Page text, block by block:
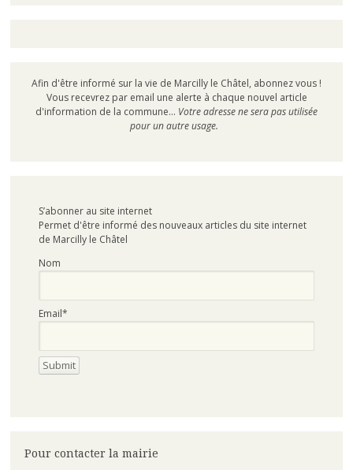
Afin d'être informé sur la vie de Marcilly le Châtel, abonnez vous !
Vous recevrez par email une alerte à chaque nouvel article
d'information de la commune... Votre adresse ne sera pas utilisée
pour un autre usage.
S’abonner au site internet
Permet d'être informé des nouveaux articles du site internet
de Marcilly le Châtel
Nom
Email*
Pour contacter la mairie